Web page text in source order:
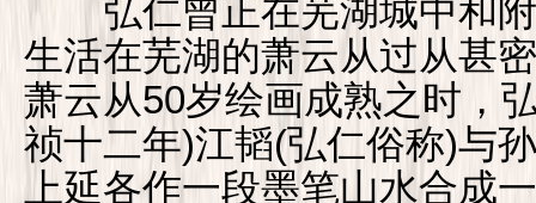
弘仁曾正在芜湖城中和附
生活在芜湖的萧云从过从甚
萧云从50岁绘画成熟之时，
祯十二年)江韬(弘仁俗称)与
上延各作一段墨笔山水合成